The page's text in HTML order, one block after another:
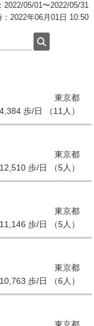
2022/05/01〜2022/05/31
：2022年06月01日 10:50
東京都
歩/日 （11人）
東京都
12,510 歩/日 （5人）
東京都
11,146 歩/日 （5人）
東京都
10,763 歩/日 （6人）